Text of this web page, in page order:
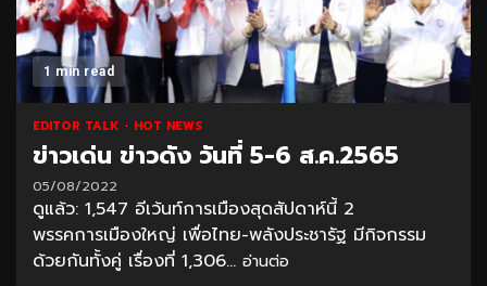
1 min read
EDITOR TALK HOT NEWS
ข่าวเด่น ข่าวดัง วันที่ 5-6 ส.ค.2565
05/08/2022
ดูแล้ว: 1,547 อีเว้นท์การเมืองสุดสัปดาห์นี้ 2
พรรคการเมืองใหญ่ เพื่อไทย-พลังประชารัฐ มีกิจกรรม
ด้วยกันทั้งคู่ เรื่องที่ 1,306... อ่านต่อ